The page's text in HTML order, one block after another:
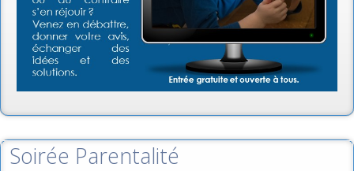
Soirée Parentalité